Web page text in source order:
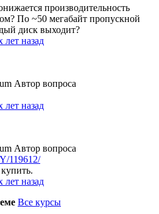
производительность
По ~50 мегабайт пропускной
диск выходит?
лет назад
Автор вопроса
лет назад
Автор вопроса
119612/
лет назад
Все курсы